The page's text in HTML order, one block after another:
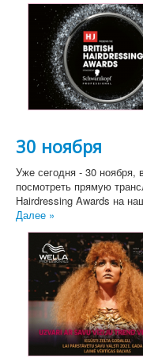
30 ноября
Уже сегодня - 30 ноября,
посмотреть прямую
Hairdressing Awards на
Далее »